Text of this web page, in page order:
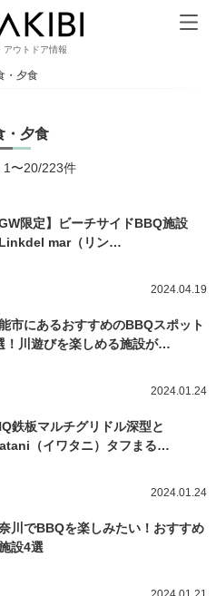
アウトドア情報
・夕食
・夕食
1〜20/223件
GW限定】ビーチサイドBBQ施設
Linkdel mar（リン…
2024.04.19
市にあるおすすめのBBQスポット
！川遊びを楽しめる施設が…
2024.01.24
鉄板マルチグリドル深型と
（イワタニ）タフまる…
2024.01.24
川でBBQを楽しみたい！おすすめ
設4選